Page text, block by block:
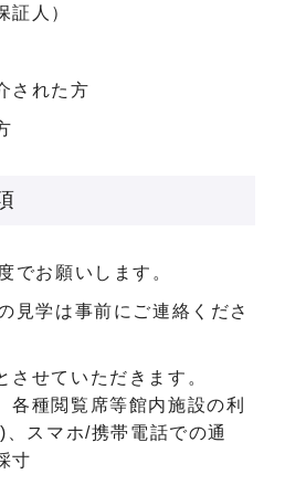
証人）
された方
でお願いします。
見学は事前にご連絡くださ
させていただきます。
各種閲覧席等館内施設の利
スマホ/携帯電話での通
寸